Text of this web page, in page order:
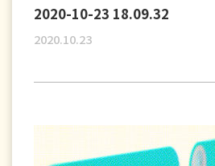
2020-10-23 18.09.32
2020.10.23